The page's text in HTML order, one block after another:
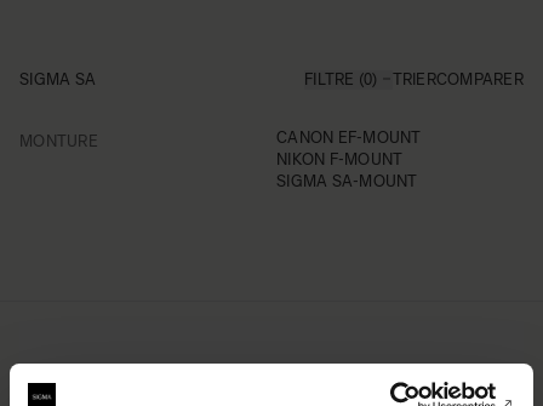
SIGMA SA FILTRE (0) TRIERCOMPARER
MONTUREFILTER
CANON EF-MOUNT
NIKON F-MOUNT
SIGMA SA-MOUNT